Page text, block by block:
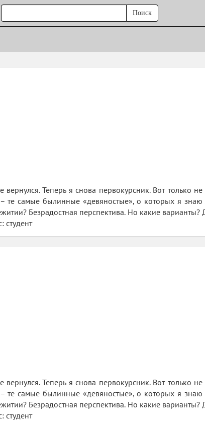
Поиск
Теперь я снова первокурсник. Вот только не
те самые былинные «девяностые», о которых я
Безрадостная перспектива. Но какие
студент
Теперь я снова первокурсник. Вот только не
те самые былинные «девяностые», о которых я
Безрадостная перспектива. Но какие
студент